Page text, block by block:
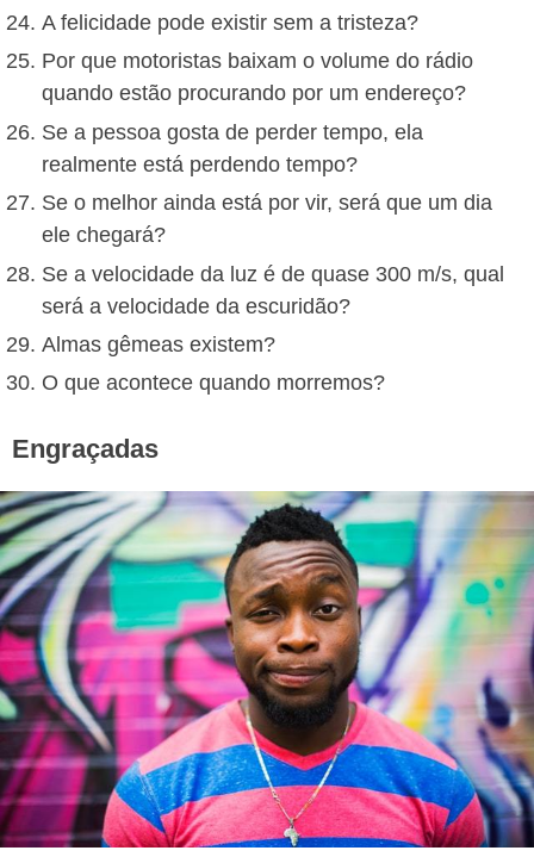
A felicidade pode existir sem a tristeza?
Por que motoristas baixam o volume do rádio
quando estão procurando por um endereço?
Se a pessoa gosta de perder tempo, ela
realmente está perdendo tempo?
Se o melhor ainda está por vir, será que um dia
ele chegará?
Se a velocidade da luz é de quase 300 m/s, qual
será a velocidade da escuridão?
Almas gêmeas existem?
O que acontece quando morremos?
Engraçadas